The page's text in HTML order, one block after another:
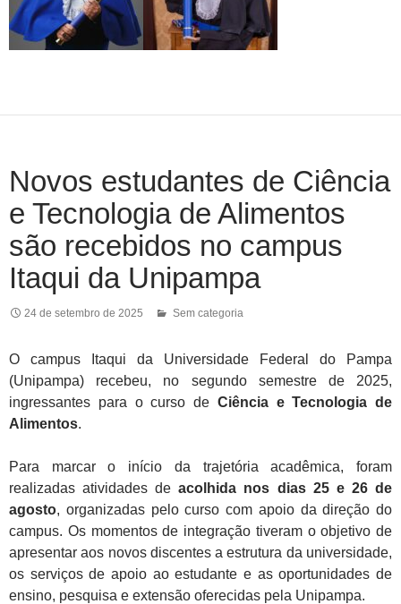
Novos estudantes de Ciência
e Tecnologia de Alimentos
são recebidos no campus
Itaqui da Unipampa
24 de setembro de 2025 Sem categoria
O campus Itaqui da Universidade Federal do Pampa
(Unipampa) recebeu, no segundo semestre de 2025,
ingressantes para o curso de Ciência e Tecnologia de
Alimentos.
Para marcar o início da trajetória acadêmica, foram
realizadas atividades deacolhida nos dias 25 e 26 de
agosto, organizadas pelo curso com apoio da direção do
campus. Os momentos de integração tiveram o objetivo de
apresentar aos novos discentes a estrutura da universidade,
os serviços de apoio ao estudante e as oportunidades de
ensino, pesquisa e extensão oferecidas pela Unipampa.